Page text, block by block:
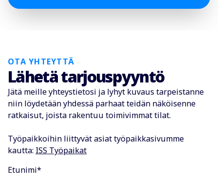
OTA YHTEYTTÄ
Lähetä tarjouspyyntö
Jätä meille yhteystietosi ja lyhyt kuvaus tarpeistanne
niin löydetään yhdessä parhaat teidän näköisenne
ratkaisut, joista rakentuu toimivimmat tilat.
Työpaikkoihin liittyvät asiat työpaikkasivumme
kautta: ISS Työpaikat
Etunimi*